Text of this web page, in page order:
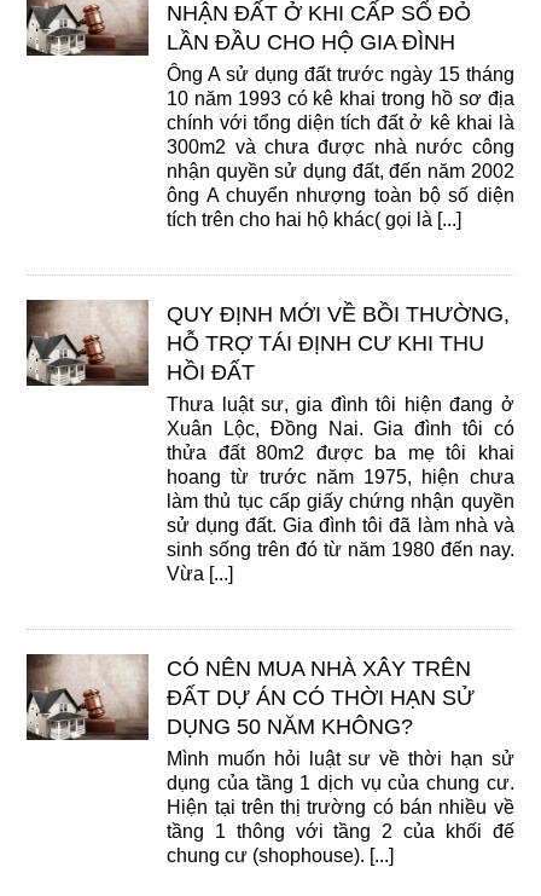
NHẬN ĐẤT Ở KHI CẤP SỔ ĐỎ
LẦN ĐẦU CHO HỘ GIA ĐÌNH
Ông A sử dụng đất trước ngày 15 tháng
10 năm 1993 có kê khai trong hồ sơ địa
chính với tổng diện tích đất ở kê khai là
300m2 và chưa được nhà nước công
nhận quyền sử dụng đất, đến năm 2002
ông A chuyển nhượng toàn bộ số diện
tích trên cho hai hộ khác( gọi là [...]
QUY ĐỊNH MỚI VỀ BỒI THƯỜNG,
HỖ TRỢ TÁI ĐỊNH CƯ KHI THU
HỒI ĐẤT
Thưa luật sư, gia đình tôi hiện đang ở
Xuân Lộc, Đồng Nai. Gia đình tôi có
thửa đất 80m2 được ba mẹ tôi khai
hoang từ trước năm 1975, hiện chưa
làm thủ tục cấp giấy chứng nhận quyền
sử dụng đất. Gia đình tôi đã làm nhà và
sinh sống trên đó từ năm 1980 đến nay.
Vừa [...]
CÓ NÊN MUA NHÀ XÂY TRÊN
ĐẤT DỰ ÁN CÓ THỜI HẠN SỬ
DỤNG 50 NĂM KHÔNG?
Mình muốn hỏi luật sư về thời hạn sử
dụng của tầng 1 dịch vụ của chung cư.
Hiện tại trên thị trường có bán nhiều về
tầng 1 thông với tầng 2 của khối đế
chung cư (shophouse). [...]